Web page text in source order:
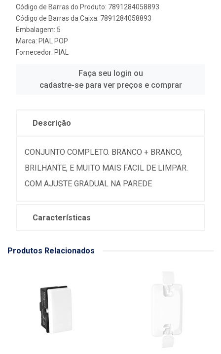
Código de Barras do Produto: 7891284058893
Código de Barras da Caixa: 7891284058893
Embalagem: 5
Marca: PIAL POP
Fornecedor: PIAL
Faça seu login ou
cadastre-se para ver preços e comprar
Descrição
CONJUNTO COMPLETO. BRANCO + BRANCO,
BRILHANTE, E MUITO MAIS FACIL DE LIMPAR.
COM AJUSTE GRADUAL NA PAREDE
Características
Produtos Relacionados